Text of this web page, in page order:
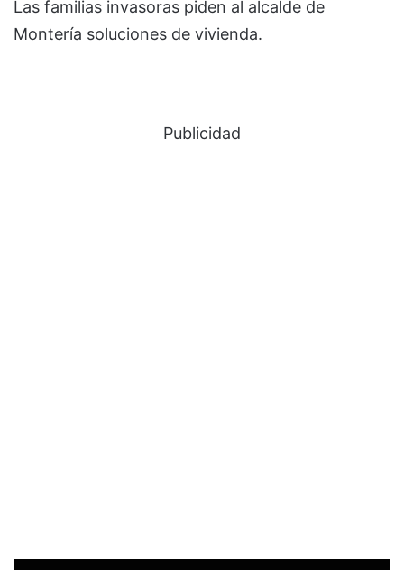
Las familias invasoras piden al alcalde de
Montería soluciones de vivienda.
Publicidad